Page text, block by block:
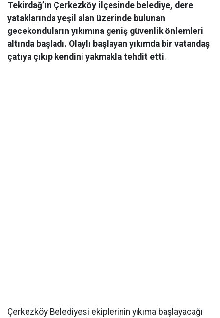
Tekirdağ’ın Çerkezköy ilçesinde belediye, dere
yataklarında yeşil alan üzerinde bulunan
gecekonduların yıkımına geniş güvenlik önlemleri
altında başladı. Olaylı başlayan yıkımda bir vatandaş
çatıya çıkıp kendini yakmakla tehdit etti.
Çerkezköy Belediyesi ekiplerinin yıkıma başlayacağı